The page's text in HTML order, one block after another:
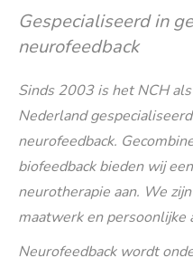
Gespecialiseerd in
neurofeedback
Sinds 2003 is het NCH
Nederland
neurofeedback.
biofeedback bieden wij
neurotherapie aan. We
maatwerk en persoonlijke
Neurofeedback wordt